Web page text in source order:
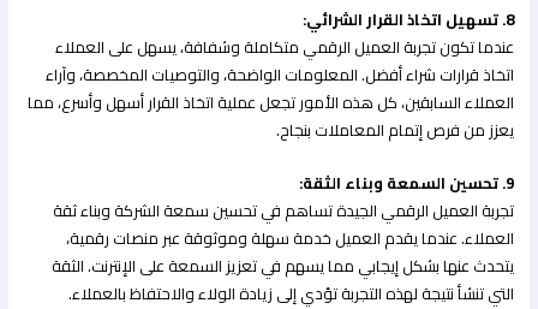
8. تسهيل اتخاذ القرار الشرائي:
عندما تكون تجربة العميل الرقمي متكاملة وشفافة، يسهل على العملاء
اتخاذ قرارات شراء أفضل. المعلومات الواضحة، والتوصيات المخصصة، وآراء
العملاء السابقين، كل هذه الأمور تجعل عملية اتخاذ القرار أسهل وأسرع، مما
يعزز من فرص إتمام المعاملات بنجاح.
9. تحسين السمعة وبناء الثقة:
تجربة العميل الرقمي الجيدة تساهم في تحسين سمعة الشركة وبناء ثقة
العملاء. عندما يقدم العميل خدمة سهلة وموثوقة عبر منصات رقمية،
يتحدث عنها بشكل إيجابي مما يسهم في تعزيز السمعة على الإنترنت. الثقة
التي تنشأ نتيجة لهذه التجربة تؤدي إلى زيادة الولاء والاحتفاظ بالعملاء.